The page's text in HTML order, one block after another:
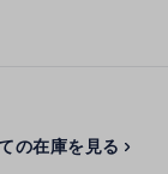
の在庫を見る